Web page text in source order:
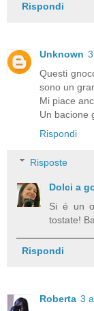
Rispondi
Unknown
Questi
sono un
Mi piace
Un bacione
Rispondi
Risposte
Dolci a
Si é un
tostate!
Rispondi
Roberta 3